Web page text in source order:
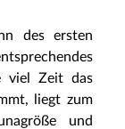
des ersten
viel Zeit das
liegt zum
und